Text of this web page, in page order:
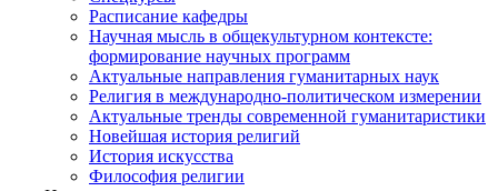
Расписание кафедры
Научная мысль в общекультурном контексте:
формирование научных программ
Актуальные направления гуманитарных наук
Религия в международно-политическом измерении
Актуальные тренды современной гуманитаристики
Новейшая история религий
История искусства
Философия религии